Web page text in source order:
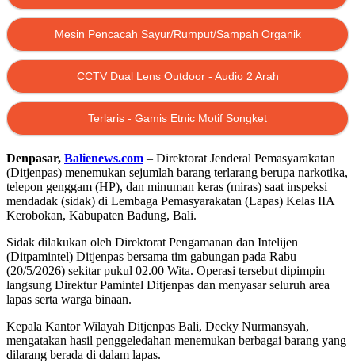
Mesin Pencacah Sayur/Rumput/Sampah Organik
CCTV Dual Lens Outdoor - Audio 2 Arah
Terlaris - Gamis Etnic Motif Songket
Denpasar, Balienews.com – Direktorat Jenderal Pemasyarakatan
(Ditjenpas) menemukan sejumlah barang terlarang berupa narkotika,
telepon genggam (HP), dan minuman keras (miras) saat inspeksi
mendadak (sidak) di Lembaga Pemasyarakatan (Lapas) Kelas IIA
Kerobokan, Kabupaten Badung, Bali.
Sidak dilakukan oleh Direktorat Pengamanan dan Intelijen
(Ditpamintel) Ditjenpas bersama tim gabungan pada Rabu
(20/5/2026) sekitar pukul 02.00 Wita. Operasi tersebut dipimpin
langsung Direktur Pamintel Ditjenpas dan menyasar seluruh area
lapas serta warga binaan.
Kepala Kantor Wilayah Ditjenpas Bali, Decky Nurmansyah,
mengatakan hasil penggeledahan menemukan berbagai barang yang
dilarang berada di dalam lapas.